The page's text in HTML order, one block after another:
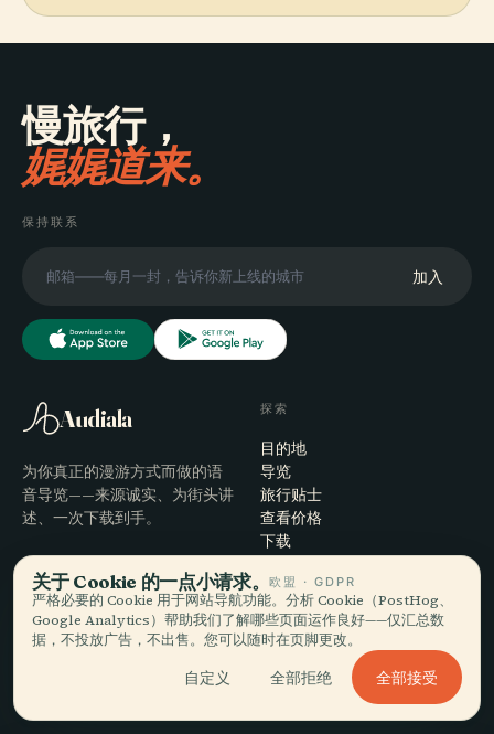
慢旅行，
娓娓道来。
保持联系
加入
Audiala
为你真正的漫游方式而做的语
音导览——来源诚实、为街头讲
述、一次下载到手。
探索
目的地
导览
旅行贴士
查看价格
下载
公司
关于
帮助
支持
联系我们
关于 Cookie 的一点小请求。欧盟 · GDPR
严格必要的 Cookie 用于网站导航功能。分析 Cookie（PostHog、
Google Analytics）帮助我们了解哪些页面运作良好——仅汇总数
据，不投放广告，不出售。您可以随时在页脚更改。
自定义 全部拒绝 全部接受